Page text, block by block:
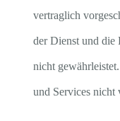
vertraglich
der Dienst und die
nicht
und Services nicht